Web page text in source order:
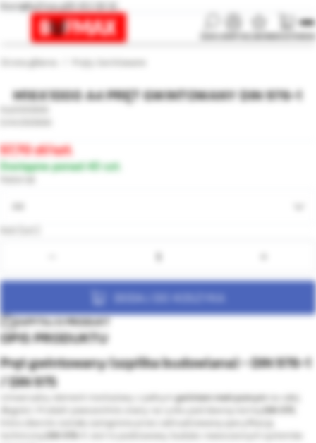
biuro@bufmax.pl91 453 08 92
ULUBIONEKOSZYK
Strona główna Pręty Gwintowane
M16X1000 A4 PRĘT GWINTOWANY DIN 976-1
57,70 /szt.
Dostępne ponad 40 szt.
A4
DODAJ DO KOSZYKA
ZAPYTAJ O PRODUKT
OPIS PRODUKTU
Pręt gwintowany (szpilka budowlana) - DIN 976-1
/ DIN 975
Uniwersalny element montażowy z pełnymgwintem metrycznym na całej
długości. Produkt powszechnie znany na rynku pod dawną normą
DIN 975
która obecnie została zastąpiona przez zaktualizowaną specyfikację
DIN 976-1
. Jest to podstawowy budulec nowoczesnych systemów